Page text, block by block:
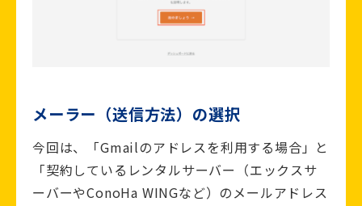
メーラー（送信方法）の選択
今回は、「Gmailのアドレスを利用する場合」と
「契約しているレンタルサーバー（エックスサ
ーバーやConoHa WINGなど）のメールアドレス